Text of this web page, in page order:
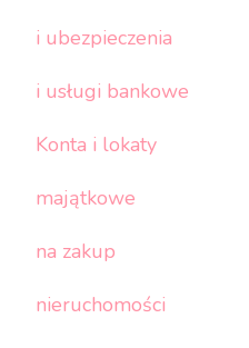
i ubezpieczenia
i usługi bankowe
Konta i lokaty
majątkowe
na zakup
nieruchomości